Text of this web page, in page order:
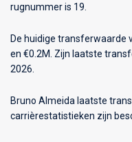
rugnummer is 19.
De huidige transferwaarde
en €0.2M. Zijn laatste
2026.
Bruno Almeida laatste
carrièrestatistieken zijn